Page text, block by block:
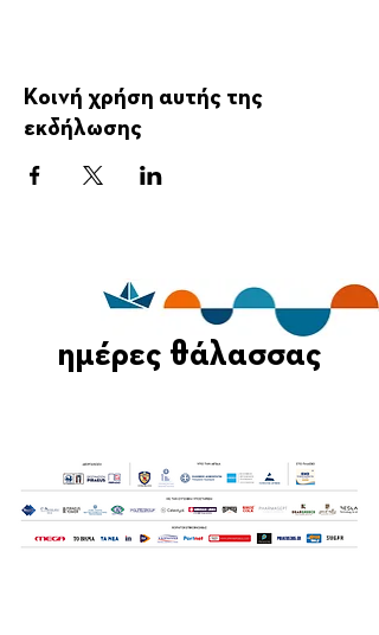
Κοινή χρήση αυτής της
εκδήλωσης
ημέρες θάλασσας